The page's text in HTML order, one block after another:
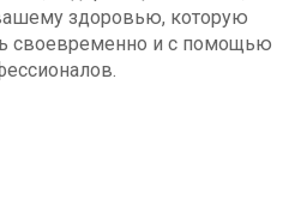
здоровью, которую
своевременно и с помощью